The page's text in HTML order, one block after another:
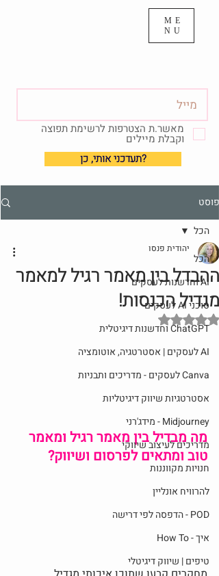
ME
NU
מאשר.ת הצטרפות לרשימת תפוצה
וקבלת מיילים
?תעדכני אותי, כן
פוסט
הכל
AI וחדשנות לעסקים
סוכני AI לעסקים
ChatGPT וחדשנות דיגיטלית
AI לעסקים | אסטרטגיה, אוטומציה
Canva לעסקים - מדריכים ותבניות
אסטרטגיות שיווק דיגיטליות
Midjourney - מידג'רני
מדריכים לעיצוב שיווקי
חנויות מקווננות
להרוויח אונליין
POD - הדפסה לפי דרישה
איך - How To
טיפים | שיווק דיגיטלי
הכל
ההבדל בין מאמר רגיל למאמר
מגדיל הכנסות!
יהודית פנסו
דירוג של NaN מתוך 5 כוכבים
מה מבדיל בין מאמר רגיל ומאמר
טוב ומתאים לפרסום ושיווק?